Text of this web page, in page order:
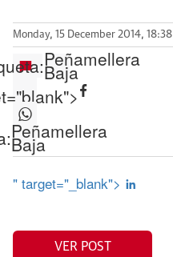
Monday, 15 December 2014, 18:38
Peñamellera
Baja
Peñamellera
Baja
" target="_blank">
VER POST